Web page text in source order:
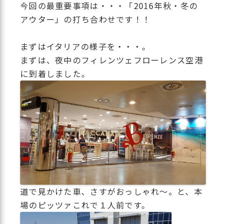
今回の最重要事項は・・・「2016年秋・冬の
アウター」の打ち合わせです！！
まずはイタリアの様子を・・・。
まずは、夜中のフィレンツェフローレンス空港
に到着しました。
道で見かけた車、さすがおっしゃれ～。と、本
場のピッツァこれで１人前です。